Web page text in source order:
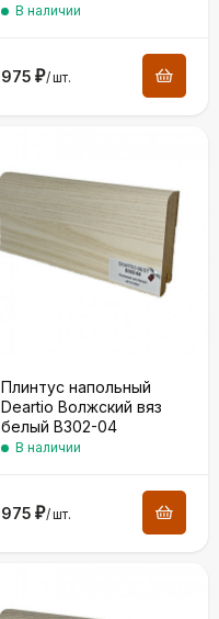
В наличии
975 ₽/шт.
Плинтус напольный
Deartio Волжский вяз
белый B302-04
В наличии
975 ₽/шт.